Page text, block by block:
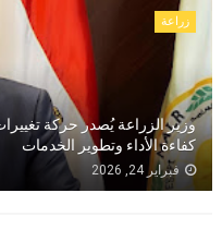
زراعة
وزير الزراعة يُصدر حركة
كفاءة الأداء وتطوير الخدمات
فبراير 24, 2026